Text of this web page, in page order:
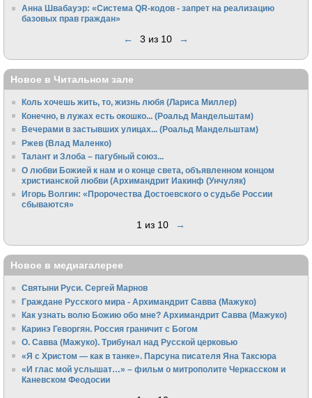
Анна Швабауэр: «Система QR-кодов - запрет на реализацию
базовых прав граждан»
← 3 из 10 →
Новое в Читальном зале
Коль хочешь жить, то, жизнь любя (Лариса Миллер)
Конечно, в лужах есть окошко... (Роальд Мандельштам)
Вечерами в застывших улицах... (Роальд Мандельштам)
Ржев (Влад Маленко)
Талант и Злоба – пагубный союз...
О любви Божией к нам и о конце света, объявленном концом
христианской любви (Архимандрит Иакинф (Унчуляк)
Игорь Волгин: «Пророчества Достоевского о судьбе России
сбываются»
1 из 10 →
Новое в медиагалерее
Святыни Руси. Сергей Марнов
Граждане Русского мира - Архимандрит Савва (Мажуко)
Как узнать волю Божию обо мне? Архимандрит Савва (Мажуко)
Каринэ Геворгян. Россия граничит с Богом
О. Савва (Мажуко). Трибунал над Русской церковью
«Я с Христом — как в танке». Парсуна писателя Яна Таксюра
«И глас мой услышат…» – фильм о митрополите Черкасском и
Каневском Феодосии